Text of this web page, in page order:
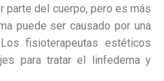
parte del cuerpo, pero es más
puede ser causado por una
fisioterapeutas estéticos
para tratar el linfedema y